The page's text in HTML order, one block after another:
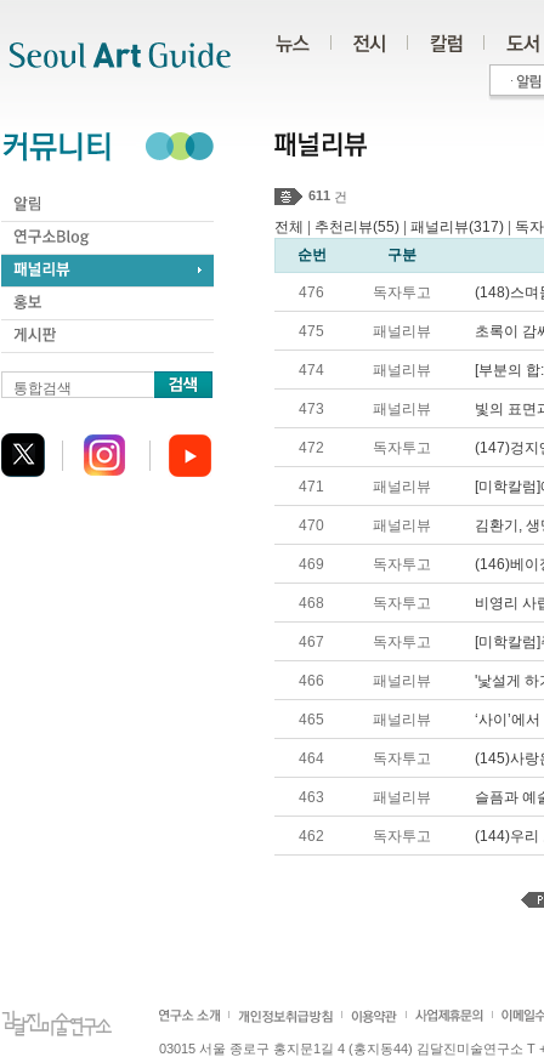
통합검색
611 건
전체 추천리뷰(55) 패널리뷰(317)
독
순번
구분
476 독자투고 (148)스며
475 패널리뷰 초록이 감
474 패널리뷰 [부분의
473 패널리뷰 빛의 표면
472 독자투고 (147)겅지
471 패널리뷰 [미학칼럼
470 패널리뷰 김환기,
469 독자투고 (146)베이
468 독자투고 비영리 사
467 독자투고 [미학칼럼
466 패널리뷰 '낯설게 하
465 패널리뷰 ‘사이’에
464 독자투고 (145)사랑
463 패널리뷰 슬픔과 예
462 독자투고 (144)우리
03015 서울 종로구 홍지문1길 4 (홍지동44) 김달진미술연구소 T